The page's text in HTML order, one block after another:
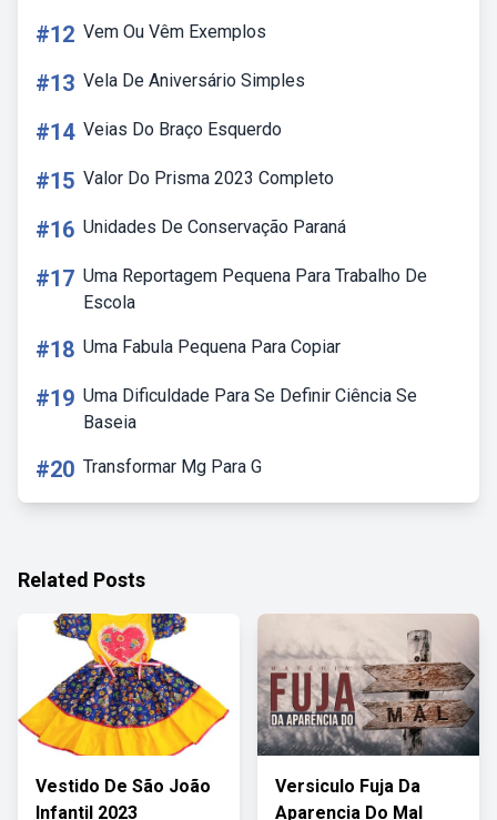
#12 Vem Ou Vêm Exemplos
#13 Vela De Aniversário Simples
#14 Veias Do Braço Esquerdo
#15 Valor Do Prisma 2023 Completo
#16 Unidades De Conservação Paraná
#17 Uma Reportagem Pequena Para Trabalho De
Escola
#18 Uma Fabula Pequena Para Copiar
#19 Uma Dificuldade Para Se Definir Ciência Se
Baseia
#20 Transformar Mg Para G
Related Posts
Vestido De São João
Infantil 2023
Versiculo Fuja Da
Aparencia Do Mal